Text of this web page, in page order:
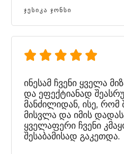
ᲯᲔᲡᲘᲙᲐ ᲯᲝᲜᲡᲘ
ინესამ ჩვენი ყველა
და ეფექტიანად
მანძილიდან, ისე, რომ
მისვლა და იმის
ყველაფერი ჩვენი
შესაბამისად გაკეთდა.